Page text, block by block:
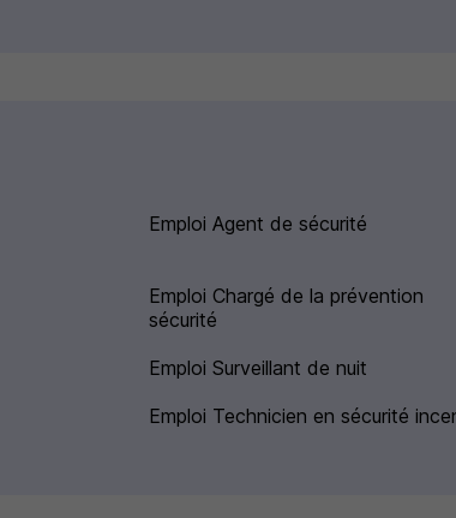
Emploi Agent de sécurité
Emploi Chargé de la prévention
sécurité
Emploi Surveillant de nuit
Emploi Technicien en sécurité